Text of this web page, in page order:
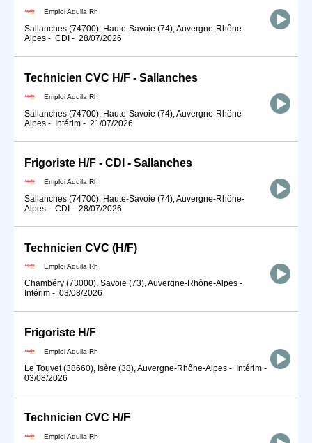
Emploi Aquila Rh
Sallanches (74700), Haute-Savoie (74), Auvergne-Rhône-
Alpes - CDI - 28/07/2026
Technicien CVC H/F - Sallanches
Emploi Aquila Rh
Sallanches (74700), Haute-Savoie (74), Auvergne-Rhône-
Alpes - Intérim - 21/07/2026
Frigoriste H/F - CDI - Sallanches
Emploi Aquila Rh
Sallanches (74700), Haute-Savoie (74), Auvergne-Rhône-
Alpes - CDI - 28/07/2026
Technicien CVC (H/F)
Emploi Aquila Rh
Chambéry (73000), Savoie (73), Auvergne-Rhône-Alpes -
Intérim - 03/08/2026
Frigoriste H/F
Emploi Aquila Rh
Le Touvet (38660), Isère (38), Auvergne-Rhône-Alpes - Intérim -
03/08/2026
Technicien CVC H/F
Emploi Aquila Rh